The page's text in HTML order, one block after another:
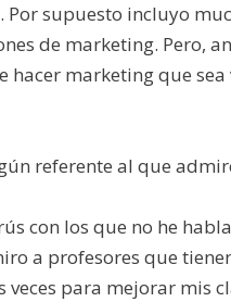
Por supuesto incluyo
de marketing. Pero,
marketing que
referente al que
con los que no he
a profesores que
veces para mejorar mis